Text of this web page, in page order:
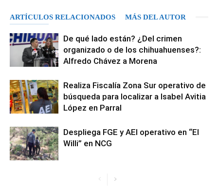
ARTÍCULOS RELACIONADOS MÁS DEL AUTOR
De qué lado están? ¿Del crimen
organizado o de los chihuahuenses?:
Alfredo Chávez a Morena
Realiza Fiscalía Zona Sur operativo de
búsqueda para localizar a Isabel Avitia
López en Parral
Despliega FGE y AEI operativo en “El
Willi” en NCG